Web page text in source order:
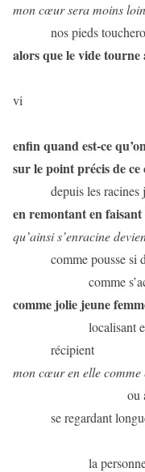
mon cœur sera moins
nos pieds
alors que le vide
vi
enfin quand est-ce
sur le point précis de ce
depuis les racines
en remontant en
qu’ainsi s’enracine
comme pousse si
comme
comme jolie jeune
localisant
récipient
mon cœur en elle comme
ou
se regardant
la